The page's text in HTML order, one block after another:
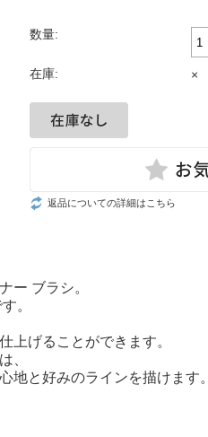
数量:
在庫: ×
返品についての詳細はこちら
ー ブラシ。
。
上げることができます。
、
地と好みのラインを描けます。